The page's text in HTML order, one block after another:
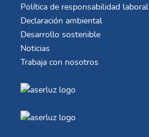
Política de responsabilidad laboral
Declaración ambiental
Desarrollo sostenible
Noticias
Trabaja con nosotros